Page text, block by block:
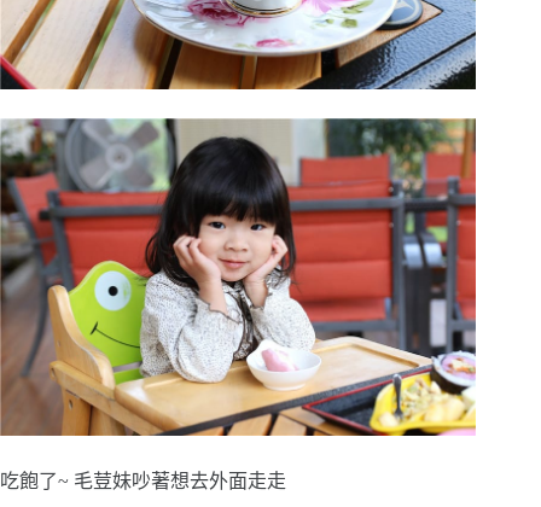
吃飽了~ 毛荳妹吵著想去外面走走